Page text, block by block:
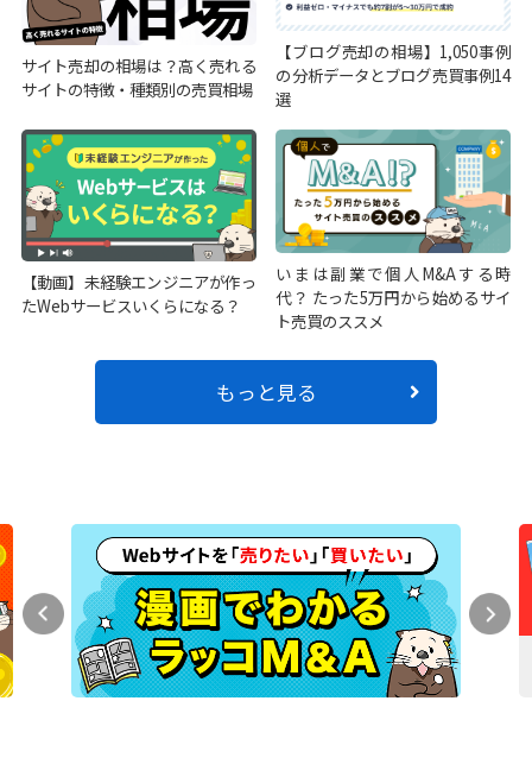
サイト売却の相場は？高く売れる
サイトの特徴・種類別の売買相場
【ブログ売却の相場】1,050事例
の分析データとブログ売買事例14
選
【動画】未経験エンジニアが作っ
たWebサービスいくらになる？
いまは副業で個人M&Aする時
代？ たった5万円から始めるサイ
ト売買のススメ
もっと見る